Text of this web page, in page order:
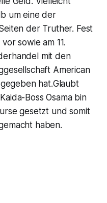
um eine der
der Truther. Fest
sowie am 11.
mit den
American
hat.Glaubt
Boss Osama bin
gesetzt und somit
haben.